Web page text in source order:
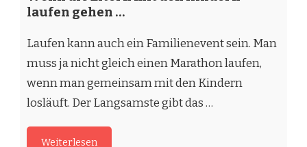
Laufen kann auch ein Familienevent sein. Man
muss ja nicht gleich einen Marathon laufen,
wenn man gemeinsam mit den Kindern
losläuft. Der Langsamste gibt das …